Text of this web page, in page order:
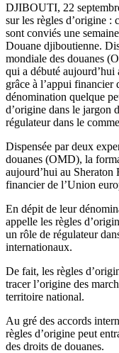
DJIBOUTI, 22
sur les règles d’origine :
sont conviés une
Douane djiboutienne.
mondiale des douanes
qui a débuté aujourd’hui
grâce à l’appui
dénomination quelque
d’origine dans le jargon
régulateur dans le
Dispensée par deux
douanes (OMD), la
aujourd’hui au Sheraton
financier de l’Union
En dépit de leur
appelle les règles
un rôle de régulateur
internationaux.
De fait, les règles
tracer l’origine des
territoire national.
Au gré des accords
règles d’origine peut
des droits de douanes.